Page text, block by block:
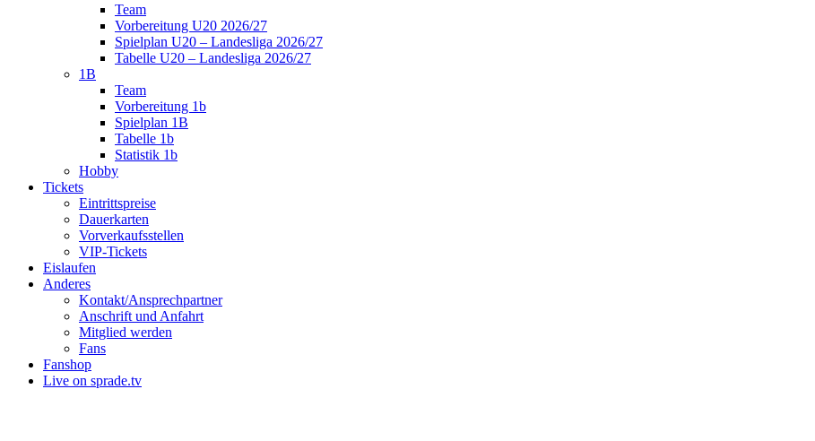
Team
Vorbereitung U20 2026/27
Spielplan U20 – Landesliga 2026/27
Tabelle U20 – Landesliga 2026/27
1B
Team
Vorbereitung 1b
Spielplan 1B
Tabelle 1b
Statistik 1b
Hobby
Tickets
Eintrittspreise
Dauerkarten
Vorverkaufsstellen
VIP-Tickets
Eislaufen
Anderes
Kontakt/Ansprechpartner
Anschrift und Anfahrt
Mitglied werden
Fans
Fanshop
Live on sprade.tv